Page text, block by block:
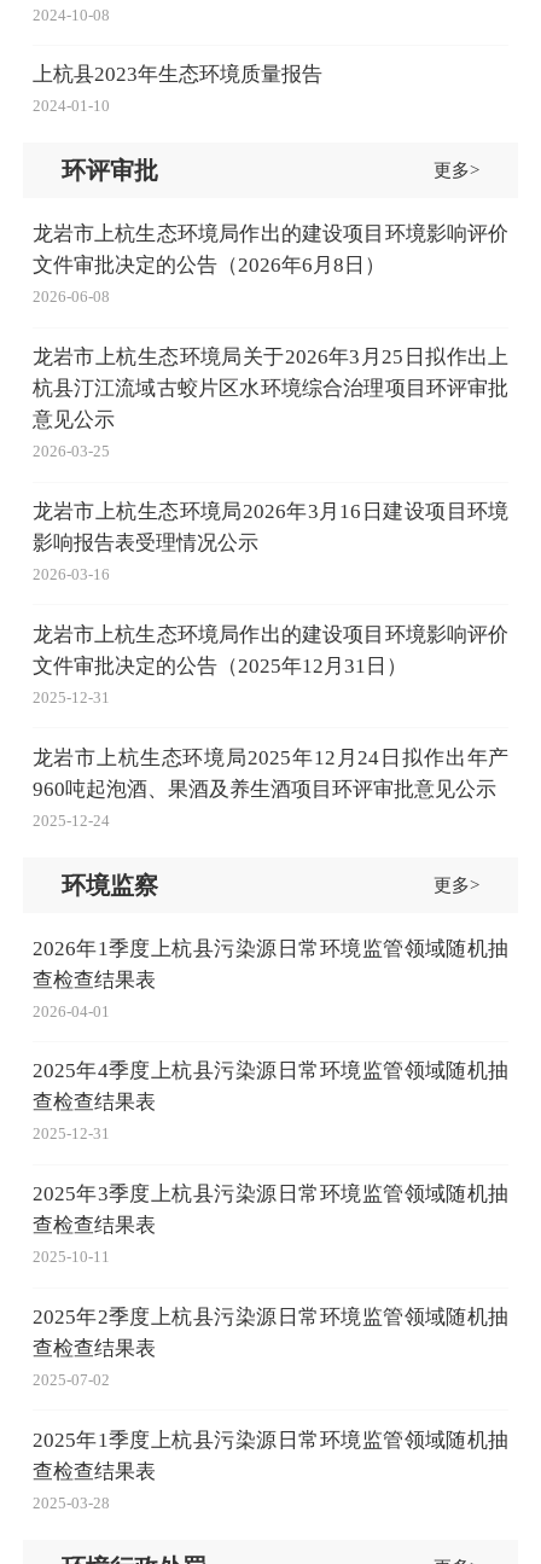
2024-10-08
上杭县2023年生态环境质量报告
2024-01-10
环评审批 更多>
龙岩市上杭生态环境局作出的建设项目环境影响评价
文件审批决定的公告（2026年6月8日）
2026-06-08
龙岩市上杭生态环境局关于2026年3月25日拟作出上
杭县汀江流域古蛟片区水环境综合治理项目环评审批
意见公示
2026-03-25
龙岩市上杭生态环境局2026年3月16日建设项目环境
影响报告表受理情况公示
2026-03-16
龙岩市上杭生态环境局作出的建设项目环境影响评价
文件审批决定的公告（2025年12月31日）
2025-12-31
龙岩市上杭生态环境局2025年12月24日拟作出年产
960吨起泡酒、果酒及养生酒项目环评审批意见公示
2025-12-24
环境监察 更多>
2026年1季度上杭县污染源日常环境监管领域随机抽
查检查结果表
2026-04-01
2025年4季度上杭县污染源日常环境监管领域随机抽
查检查结果表
2025-12-31
2025年3季度上杭县污染源日常环境监管领域随机抽
查检查结果表
2025-10-11
2025年2季度上杭县污染源日常环境监管领域随机抽
查检查结果表
2025-07-02
2025年1季度上杭县污染源日常环境监管领域随机抽
查检查结果表
2025-03-28